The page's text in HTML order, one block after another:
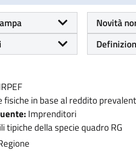
Novità
fisiche in base al reddito
Imprenditori
tipiche della specie quadro RG